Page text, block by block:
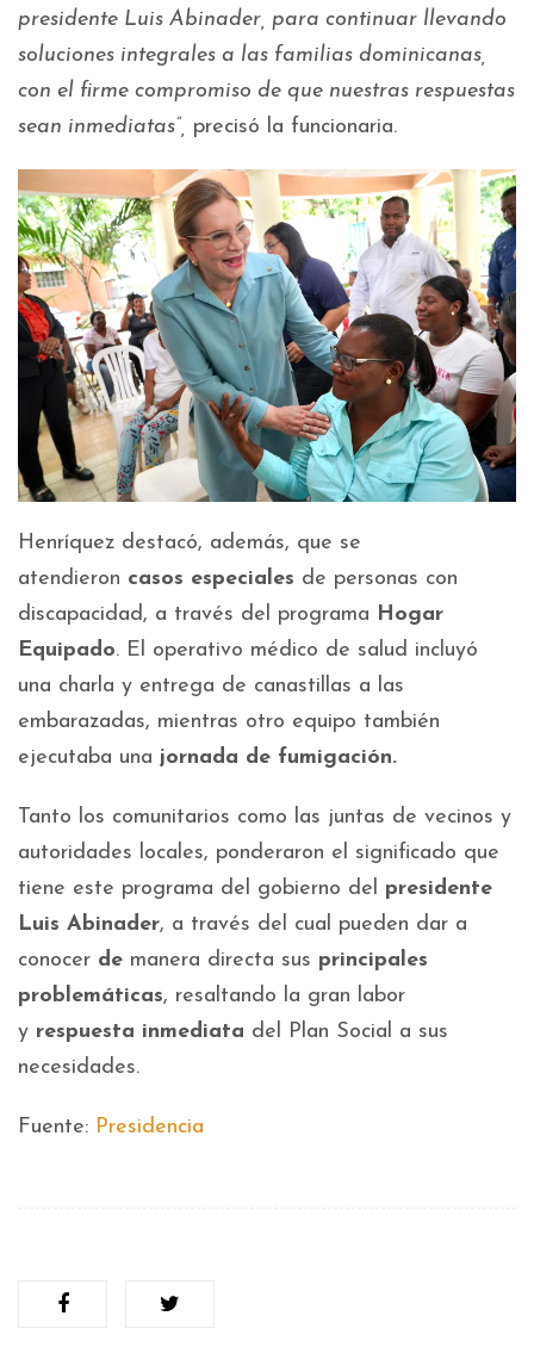
presidente Luis Abinader, para continuar llevando
soluciones integrales a las familias dominicanas,
con el firme compromiso de que nuestras respuestas
sean inmediatas”,
precisó la funcionaria.
Henríquez destacó, además, que se
atendieron casos especiales de personas con
discapacidad, a través del programa Hogar
Equipado. El operativo médico de salud incluyó
una charla y entrega de canastillas a las
embarazadas, mientras otro equipo también
ejecutaba una jornada de fumigación.
Tanto los comunitarios como las juntas de vecinos y
autoridades locales, ponderaron el significado que
tiene este programa del gobierno del presidente
Luis Abinader, a través del cual pueden dar a
conocer de manera directa sus principales
problemáticas, resaltando la gran labor
y respuesta inmediata del Plan Social a sus
necesidades.
Fuente: Presidencia